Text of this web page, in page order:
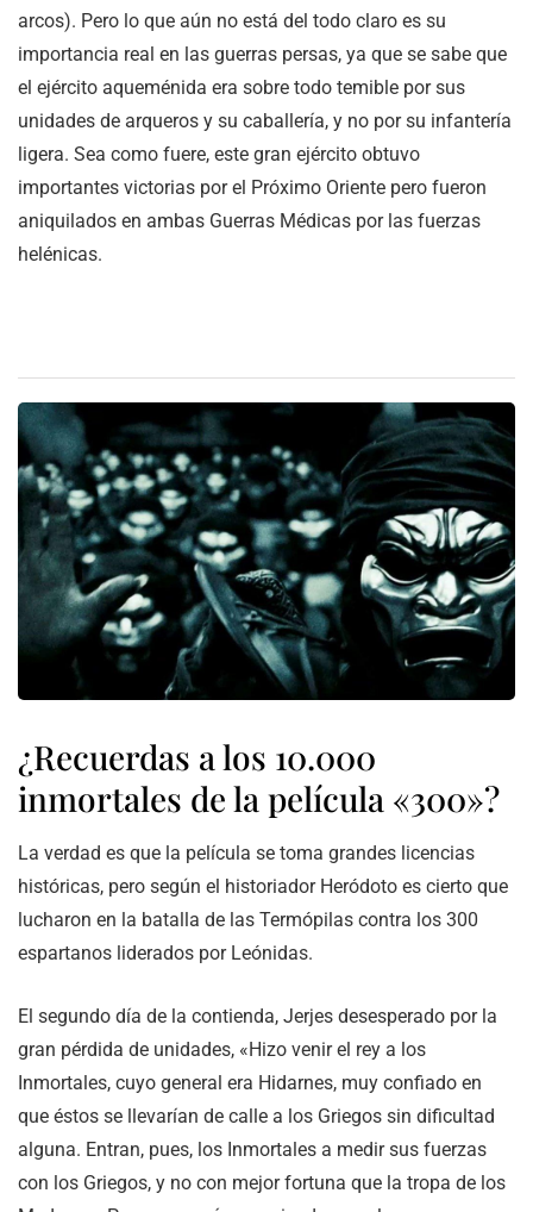
arcos). Pero lo que aún no está del todo claro es su
importancia real en las guerras persas, ya que se sabe que
el ejército aqueménida era sobre todo temible por sus
unidades de arqueros y su caballería, y no por su infantería
ligera. Sea como fuere, este gran ejército obtuvo
importantes victorias por el Próximo Oriente pero fueron
aniquilados en ambas Guerras Médicas por las fuerzas
helénicas.
¿Recuerdas a los 10.000
inmortales de la película «300»?
La verdad es que la película se toma grandes licencias
históricas, pero según el historiador Heródoto es cierto que
lucharon en la batalla de las Termópilas contra los 300
espartanos liderados por Leónidas.
El segundo día de la contienda, Jerjes desesperado por la
gran pérdida de unidades, «Hizo venir el rey a los
Inmortales, cuyo general era Hidarnes, muy confiado en
que éstos se llevarían de calle a los Griegos sin dificultad
alguna. Entran, pues, los Inmortales a medir sus fuerzas
con los Griegos, y no con mejor fortuna que la tropa de los